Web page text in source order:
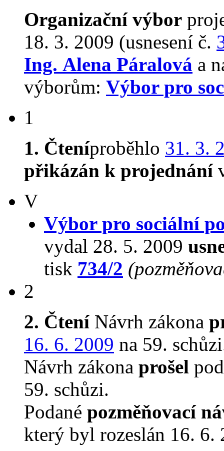
Organizační výbor
18. 3. 2009 (usnesení č.
Ing. Alena Páralová a
výborům: Výbor pro
1
1. Čteníproběhlo 31. 3.
přikázán k projednání
V
Výbor pro sociální
vydal 28. 5. 2009
tisk 734/2
2
2. ČteníNávrh zákona
16. 6. 2009 na 59.
Návrh zákona prošel
59. schůzi.
Podané pozměňovací
který byl rozeslán 16. 6.